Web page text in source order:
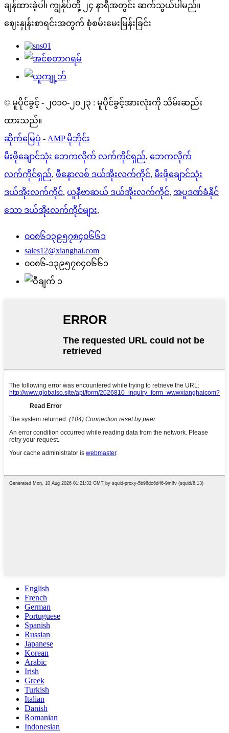
ချန်ထားခဲ့ပါ၊ ကျွန်ုပ်တို့ ၂၄ နာရီအတွင်း ဆက်သွယ်ပါမည်။
ဈေးနှုန်းစာရင်းအတွက် စုံစမ်းမေးမြန်းခြင်း
© မူပိုင်ခွင့် - ၂၀၁၀-၂၀၂၃ : မူပိုင်ခွင့်အားလုံးကို သိမ်းဆည်း
ထားသည်။
ဆိုက်မြေပုံ - AMP မိုဘိုင်း
မီးဖိုချောင်သုံး ဘေကလိုက် လက်ကိုင်ရှည်, ဘေကလိုက်
လက်ကိုင်ရှည်, ဖီနောလစ် ဒယ်အိုးလက်ကိုင်, မီးဖိုချောင်သုံး
ဒယ်အိုးလက်ကိုင်, ယူနီဗာဆယ် ဒယ်အိုးလက်ကိုင်, အပူဒဏ်ခံနိုင်
သော ဒယ်အိုးလက်ကိုင်များ,
၀၀၈၆၁၃၉၅၇၈၄၀၆၆၁
sales12@xianghai.com
၀၀၈၆-၁၃၉၅၇၈၄၀၆၆၁
English
French
German
Portuguese
Spanish
Russian
Japanese
Korean
Arabic
Irish
Greek
Turkish
Italian
Danish
Romanian
Indonesian